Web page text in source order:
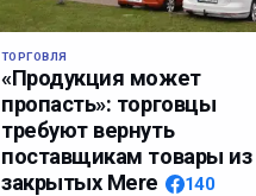
ТОРГОВЛЯ
«Продукция может
пропасть»: торговцы
требуют вернуть
поставщикам товары из
закрытых Mere
140